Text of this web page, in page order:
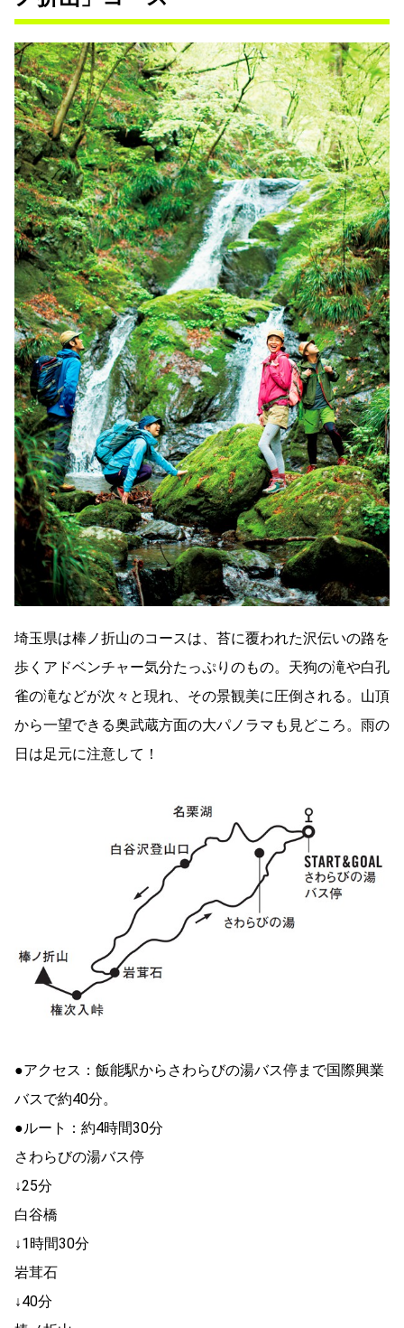
埼玉県は棒ノ折山のコースは、苔に覆われた沢伝いの路を
歩くアドベンチャー気分たっぷりのもの。天狗の滝や白孔
雀の滝などが次々と現れ、その景観美に圧倒される。山頂
から一望できる奥武蔵方面の大パノラマも見どころ。雨の
日は足元に注意して！
●アクセス：飯能駅からさわらびの湯バス停まで国際興業
バスで約40分。
●ルート：約4時間30分
さわらびの湯バス停
↓25分
白谷橋
↓1時間30分
岩茸石
↓40分